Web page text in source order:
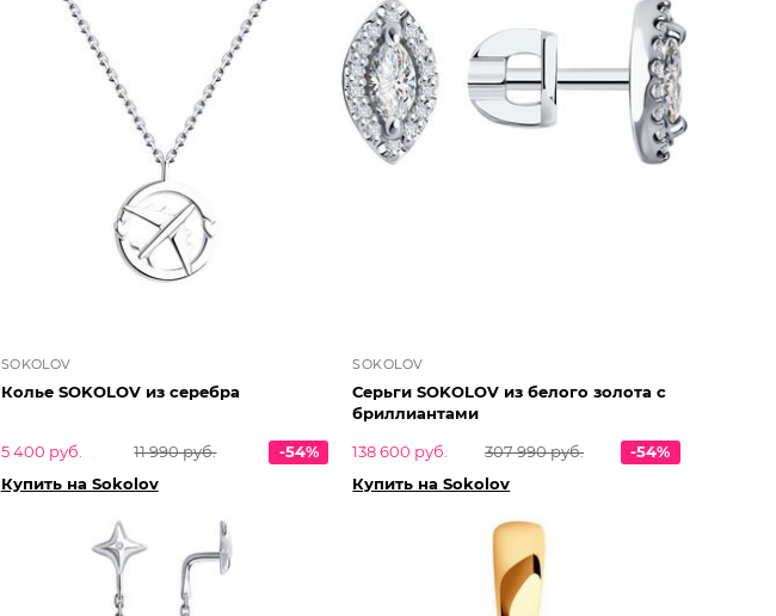
SOKOLOV
Колье SOKOLOV из серебра
5 400 руб. 11 990 руб.
-54%
Купить на Sokolov
SOKOLOV
Серьги SOKOLOV из белого золота с
бриллиантами
138 600 руб.
307 990 руб.
-54%
Купить на Sokolov